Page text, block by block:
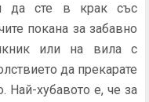
и да сте в крак със
покана за забавно
или на вила с
да прекарате
Най-хубавото е, че за